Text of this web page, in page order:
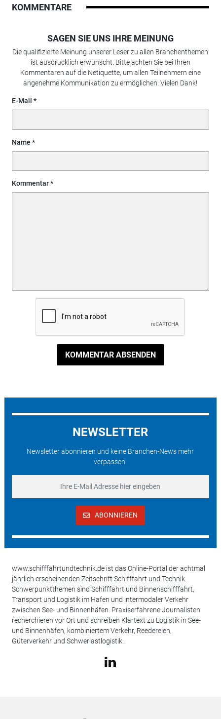
KOMMENTARE
SAGEN SIE UNS IHRE MEINUNG
Die qualifizierte Meinung unserer Leser zu allen Branchenthemen
ist ausdrücklich erwünscht. Bitte achten Sie bei Ihren
Kommentaren auf die Netiquette, um allen Teilnehmern eine
angenehme Kommunikation zu ermöglichen. Vielen Dank!
E-Mail
Name
Kommentar
KOMMENTAR ABSENDEN
NEWSLETTER
Newsletter abonnieren und keine Branchen-News mehr
verpassen.
ABONNIEREN
www.schifffahrtundtechnik.de ist das Online-Portal der achtmal
jährlich erscheinenden Zeitschrift Schifffahrt und Technik.
Schwerpunktthemen sind Schifffahrt und Binnenschifffahrt,
Transport und Logistik im Hafen und intermodaler Verkehr
zwischen See- und Binnenhäfen. Praxiserfahrene Journalisten
recherchieren vor Ort und schreiben Klartext zu Logistik in See-
und Binnenhäfen, kombiniertem Verkehr, Reedereien,
Güterverkehr und Schwerlastlogistik.